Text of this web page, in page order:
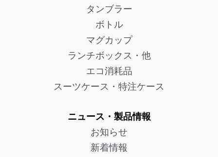
タンブラー
ボトル
マグカップ
ランチボックス・他
エコ消耗品
スーツケース・特注ケース
ニュース・製品情報
お知らせ
新着情報